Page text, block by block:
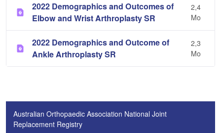
2022 Demographics and Outcomes of
Elbow and Wrist Arthroplasty SR
2,4
Mo
2022 Demographics and Outcome of
Ankle Arthroplasty SR
2,3
Mo
Australian Orthopaedic Association National Joint
Replacement Registry